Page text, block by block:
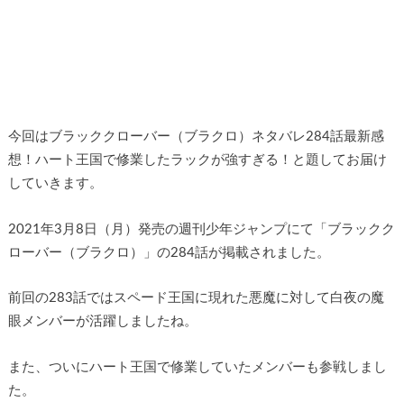
今回はブラッククローバー（ブラクロ）ネタバレ284話最新感
想！ハート王国で修業したラックが強すぎる！と題してお届け
していきます。
2021年3月8日（月）発売の週刊少年ジャンプにて「ブラックク
ローバー（ブラクロ）」の284話が掲載されました。
前回の283話ではスペード王国に現れた悪魔に対して白夜の魔
眼メンバーが活躍しましたね。
また、ついにハート王国で修業していたメンバーも参戦しまし
た。